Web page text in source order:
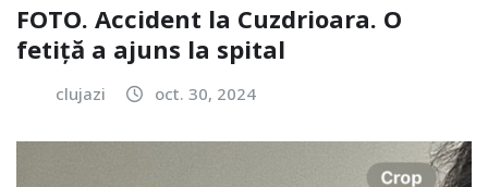
FOTO. Accident la Cuzdrioara. O
fetiță a ajuns la spital
clujazi oct. 30, 2024